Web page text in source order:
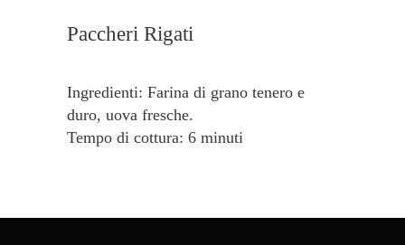
Paccheri Rigati
Ingredienti: Farina di grano tenero e
duro, uova fresche.
Tempo di cottura: 6 minuti